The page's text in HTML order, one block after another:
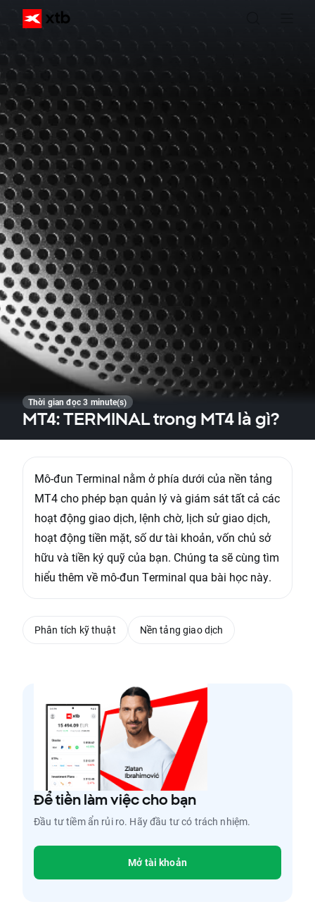
Thời gian đọc 3 minute(s)
MT4: TERMINAL trong MT4 là gì?
Mô-đun Terminal nằm ở phía dưới của nền tảng
MT4 cho phép bạn quản lý và giám sát tất cả các
hoạt động giao dịch, lệnh chờ, lịch sử giao dịch,
hoạt động tiền mặt, số dư tài khoản, vốn chủ sở
hữu và tiền ký quỹ của bạn. Chúng ta sẽ cùng tìm
hiểu thêm về mô-đun Terminal qua bài học này.
Để tiền làm việc cho bạn
Đầu tư tiềm ẩn rủi ro. Hãy đầu tư có trách nhiệm.
Mở tài khoản
Phân tích kỹ thuật Nền tảng giao dịch